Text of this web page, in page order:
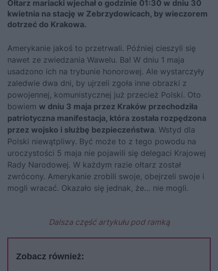
Ołtarz mariacki wjechał o godzinie 01:30 w dniu 30
kwietnia na stację w Zebrzydowicach, by wieczorem
dotrzeć do Krakowa.
Amerykanie jakoś to przetrwali. Później cieszyli się
nawet ze zwiedzania Wawelu. Ba! W dniu 1 maja
usadzono ich na trybunie honorowej. Ale wystarczyły
zaledwie dwa dni, by ujrzeli zgoła inne obrazki z
powojennej, komunistycznej już przecież Polski. Oto
bowiem w dniu 3 maja przez Kraków przechodziła
patriotyczna manifestacja, która została rozpędzona
przez wojsko i służbę bezpieczeństwa. Wstyd dla
Polski niewątpliwy. Być może to z tego powodu na
uroczystości 5 maja nie pojawili się delegaci Krajowej
Rady Narodowej. W każdym razie ołtarz został
zwrócony. Amerykanie zrobili swoje, obejrzeli swoje i
mogli wracać. Okazało się jednak, że… nie mogli.
Dalsza część artykułu pod ramką
Zobacz również: